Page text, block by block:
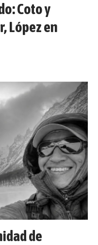
Coto y
López en
de